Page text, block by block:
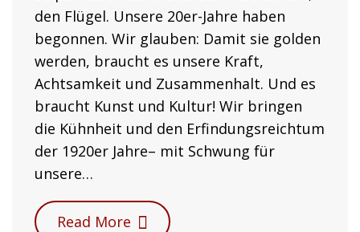
den Flügel. Unsere 20er-Jahre haben
begonnen. Wir glauben: Damit sie golden
werden, braucht es unsere Kraft,
Achtsamkeit und Zusammenhalt. Und es
braucht Kunst und Kultur! Wir bringen
die Kühnheit und den Erfindungsreichtum
der 1920er Jahre– mit Schwung für
unsere…
Read More